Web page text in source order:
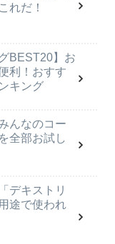
れだ！
BEST20】お
利！おすす
キング
んなのコー
全部お試し
デキストリ
途で使われ